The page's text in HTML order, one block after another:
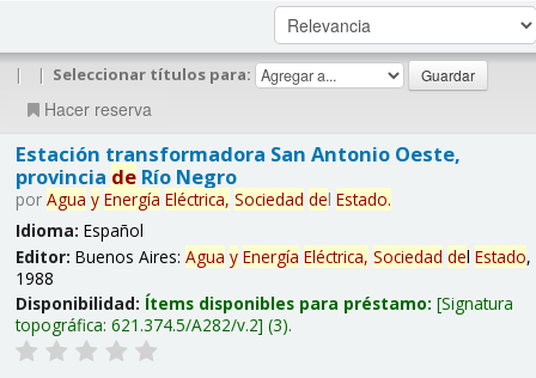
| | Seleccionar títulos para:
Hacer reserva
Estación transformadora San Antonio Oeste,
provincia deRío Negro
por Agua y Energía Eléctrica, Sociedad del Estado.
Idioma: Español
Editor: Buenos Aires: Agua y Energía Eléctrica, Sociedad del Estado,
1988
Disponibilidad: Ítems disponibles para préstamo: Signatura
topográfica: 621.374.5/A282/v.2 (3).